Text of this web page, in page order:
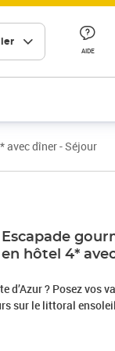
AIDE
avec dîner - Séjour
hôtel 4*
d’Azur ? Posez vos
sur le littoral
sur-Mer, cet